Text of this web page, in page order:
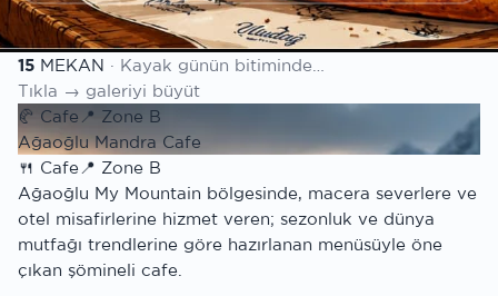
Mekan listesi
15 MEKAN · Kayak günün bitiminde…
Tıkla → galeriyi büyüt
🥐 Cafe 📍 Zone B
Ağaoğlu Mandra Cafe
🍴 Cafe📍 Zone B
Ağaoğlu My Mountain bölgesinde, macera severlere ve
otel misafirlerine hizmet veren; sezonluk ve dünya
mutfağı trendlerine göre hazırlanan menüsüyle öne
çıkan şömineli cafe.